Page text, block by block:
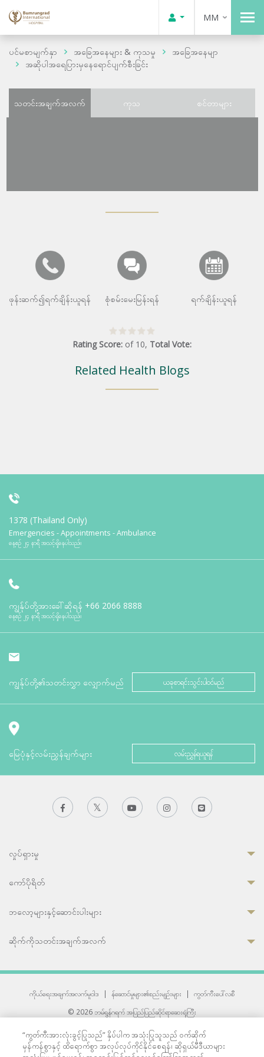
MM
ပင်မစာမျက်နှာ အခြေအနေများ & ကုသမှု
အခြေအနေမျာ
အဆိုပါအရေပြားမှနေရောင်ပျက်စီးခြင်း
သတင်းအချက်အလက် ကုသ စင်တာများ
ဖုန်းဆက်၍ရက်ချိန်းယူရန် စုံစမ်းမေးမြန်းရန် ရက်ချိန်းယူရန်
Rating Score: of 10, Total Vote:
Related Health Blogs
1378 (Thailand Only)
Emergencies - Appointments - Ambulance
နေ့စဉ် ၂၄ နာရီ အသင့်ရှိနေပါသည်။
ကျွန်ုပ်တို့အားခေါ်ဆိုရန် +66 2066 8888
နေ့စဉ် ၂၄ နာရီ အသင့်ရှိနေပါသည်။
ကျွန်ုပ်တို့၏သတင်းလွှာ လျှောက်မည် ယခုစာရင်းသွင်းပါဝင်မည်
မြေပုံနှင့်လမ်းညွှန်ချက်များ လမ်းညွှန်ရယူရန်
လှုပ်ရှားမှု
ကော်ပိုရိတ်
ဘလော့များနှင့်ဆောင်းပါးများ
ဆိုက်ကိုသတင်းအချက်အလက်
ကိုယ်ရေးအချက်အလက်မူဝါဒ | န်ဆောင်မှုများ၏စည်းမျဉ်းများ |
ကွတ်ကီးပေါ်လစီ
© 2026 ဘမ်ရွန်ဂရက် အပြည်ပြည်ဆိုင်ရာဆေးရုံကြီး
33 Sukhumvit 3, Wattana, Bangkok 10110 Thailand.
All rights reserved.
“ကွတ်ကီးအားလုံးခွင့်ပြုသည်” နှိပ်ပါက အသုံးပြုသူသည် ဝက်ဆိုက်
မှန်ကန်စွာနှင့် ထိရောက်စွာ အလုပ်လုပ်ကိုင်နိုင်စေရန်၊ ဆိုရှယ်မီဒီယာများ